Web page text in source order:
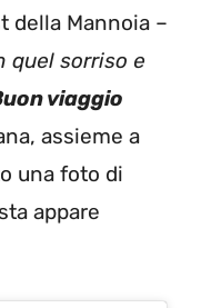
della Mannoia –
quel sorriso e
viaggio
assieme a
una foto di
appare